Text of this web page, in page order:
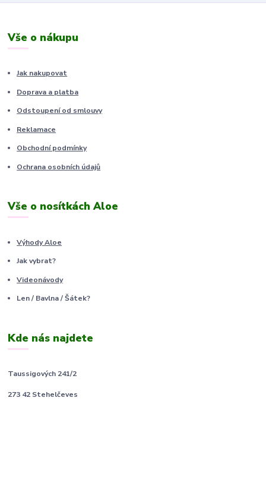
Vše o nákupu
Jak nakupovat
Doprava a platba
Odstoupení od smlouvy
Reklamace
Obchodní podmínky
Ochrana osobních údajů
Vše o nosítkách Aloe
Výhody Aloe
Jak vybrat?
Videonávody
Len / Bavlna / Šátek?
Kde nás najdete
Taussigových 241/2
273 42 Stehelčeves